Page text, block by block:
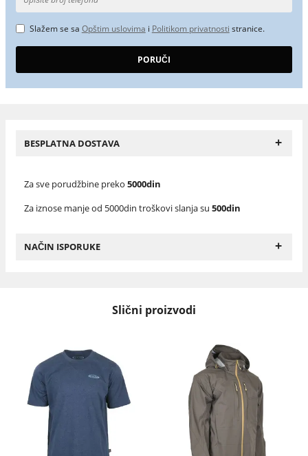
Slažem se sa Opštim uslovima i Politikom privatnosti stranice.
BESPLATNA DOSTAVA +
Za sve porudžbine preko 5000din
Za iznose manje od 5000din troškovi slanja su 500din
NAČIN ISPORUKE +
Slični proizvodi